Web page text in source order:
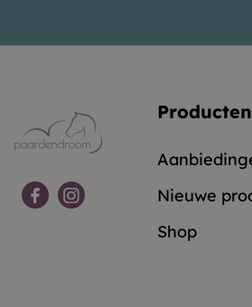
Producten
Nieuwe
Shop